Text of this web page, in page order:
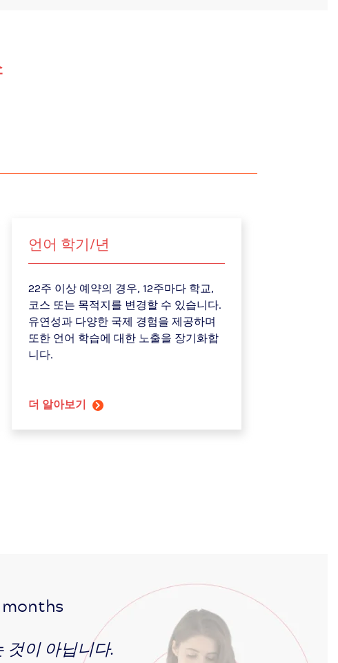
언어 학기/년
22주 이상 예약의 경우, 12주마다 학교,
코스 또는 목적지를 변경할 수 있습니다.
유연성과 다양한 국제 경험을 제공하며
또한 언어 학습에 대한 노출을 장기화합
니다.
더 알아보기
것이 아닙니다.